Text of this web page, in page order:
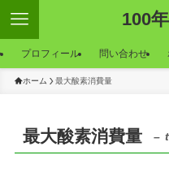
100
プロフィール 問い合わせ
ホーム 最大酸素消費量
最大酸素消費量 –